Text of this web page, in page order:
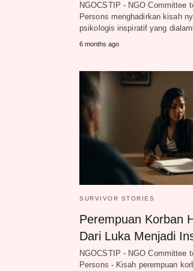
NGOCSTIP - NGO Committee
Persons menghadirkan kisah
psikologis inspiratif yang
6 months ago
SURVIVOR STORIES
Perempuan Korban
Dari Luka Menjadi
NGOCSTIP - NGO Committee
Persons - Kisah perempuan